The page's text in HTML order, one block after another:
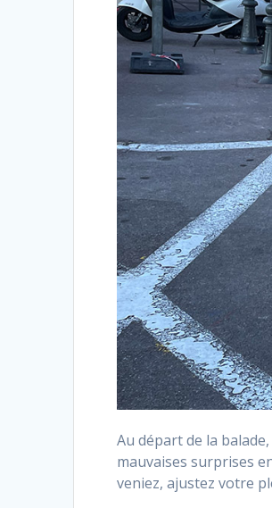
Au départ de la
mauvaises surprises
veniez, ajustez votre